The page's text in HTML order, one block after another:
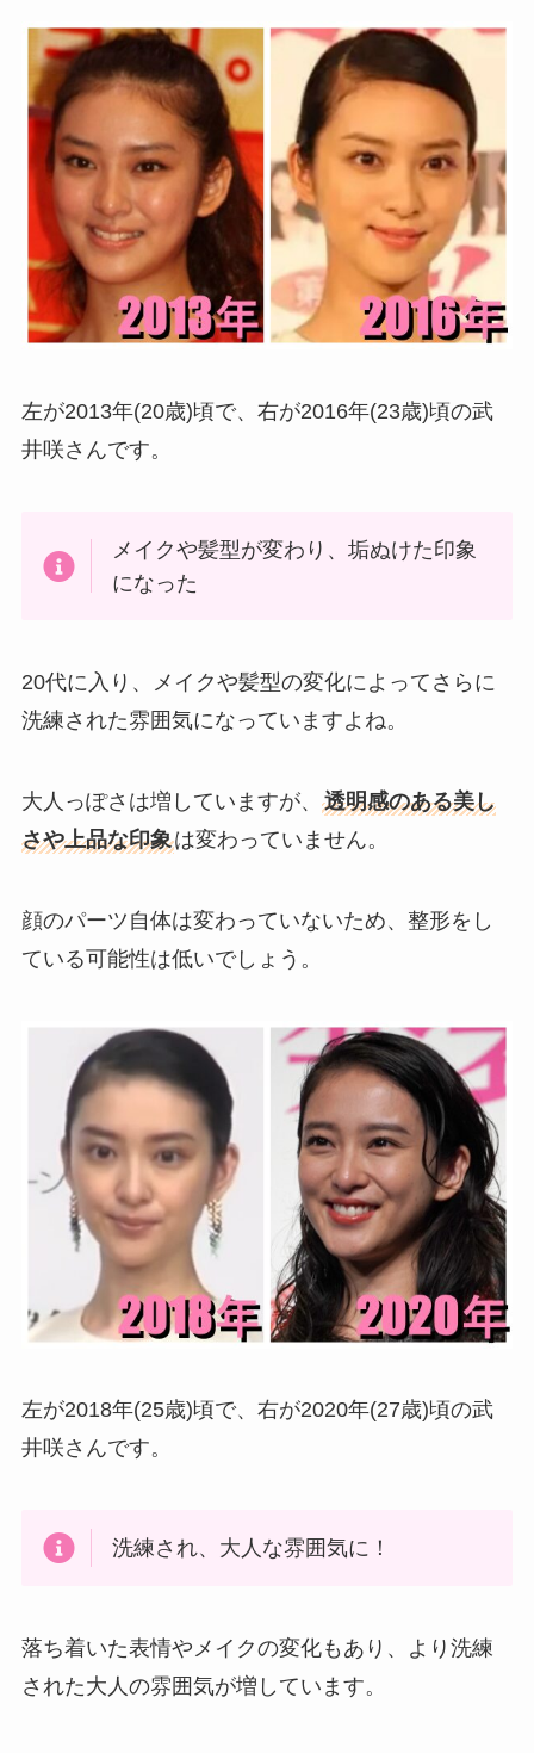
左が2013年(20歳)頃で、右が2016年(23歳)頃の武
井咲さんです。
メイクや髪型が変わり、垢ぬけた印象
になった
20代に入り、メイクや髪型の変化によってさらに
洗練された雰囲気になっていますよね。
大人っぽさは増していますが、 透明感のある美し
さや上品な印象は変わっていません。
顔のパーツ自体は変わっていないため、整形をし
ている可能性は低いでしょう。
左が2018年(25歳)頃で、右が2020年(27歳)頃の武
井咲さんです。
洗練され、大人な雰囲気に！
落ち着いた表情やメイクの変化もあり、より洗練
された大人の雰囲気が増しています。